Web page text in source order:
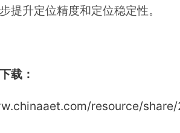
提升定位精度和定位稳定性。
载：
resource/